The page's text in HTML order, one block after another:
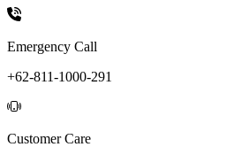
Emergency Call
+62-811-1000-291
Customer Care